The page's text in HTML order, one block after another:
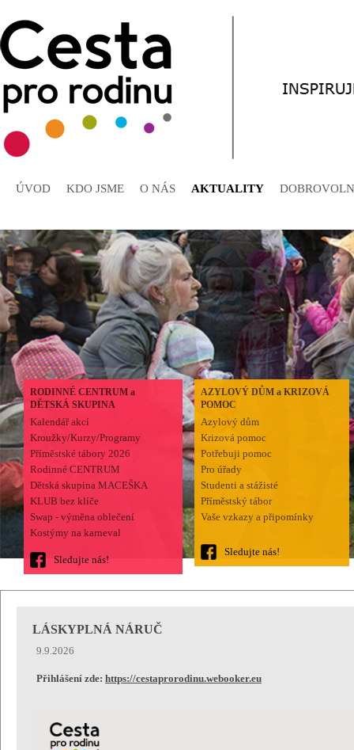
ÚVOD KDO JSME O NÁS AKTUALITY
RODINNÉ CENTRUM a
DĚTSKÁ SKUPINA
Kalendář akcí
Kroužky/Kurzy/Programy
Příměstské tábory 2026
Rodinné CENTRUM
Dětská skupina MACEŠKA
KLUB bez klíče
Swap - výměna oblečení
Kostýmy na karneval
Sledujte nás!
AZYLOVÝ DŮM a KRIZOVÁ
POMOC
Azylový dům
Krizová pomoc
Potřebuji pomoc
Pro úřady
Studenti a stážisté
Příměstský tábor
Vaše vzkazy a připomínky
Sledujte nás!
LÁSKYPLNÁ NÁRUČ
9.9.2026
Přihlášení zde: https://cestaprorodinu.webooker.eu